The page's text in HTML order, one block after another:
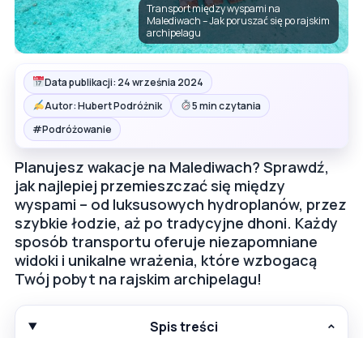
Transport między wyspami na
Malediwach – Jak poruszać się po rajskim
archipelagu
Data publikacji: 24 września 2024
Autor: Hubert Podróżnik
5 min czytania
#Podróżowanie
Planujesz wakacje na Malediwach? Sprawdź,
jak najlepiej przemieszczać się między
wyspami – od luksusowych hydroplanów, przez
szybkie łodzie, aż po tradycyjne dhoni. Każdy
sposób transportu oferuje niezapomniane
widoki i unikalne wrażenia, które wzbogacą
Twój pobyt na rajskim archipelagu!
Spis treści